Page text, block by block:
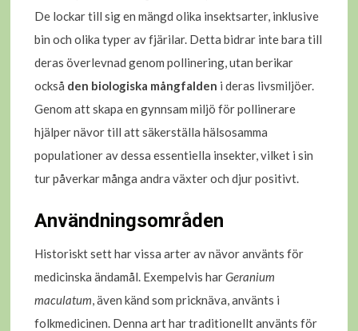
De lockar till sig en mängd olika insektsarter, inklusive
bin och olika typer av fjärilar. Detta bidrar inte bara till
deras överlevnad genom pollinering, utan berikar
också den biologiska mångfalden i deras livsmiljöer.
Genom att skapa en gynnsam miljö för pollinerare
hjälper nävor till att säkerställa hälsosamma
populationer av dessa essentiella insekter, vilket i sin
tur påverkar många andra växter och djur positivt.
Användningsområden
Historiskt sett har vissa arter av nävor använts för
medicinska ändamål. Exempelvis harGeranium
maculatum, även känd som pricknäva, använts i
folkmedicinen. Denna art har traditionellt använts för